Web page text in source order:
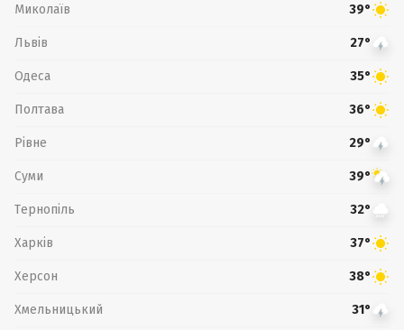
Миколаїв 39°
Львів 27°
Одеса 35°
Полтава 36°
Рівне 29°
Суми 39°
Тернопіль 32°
Харків 37°
Херсон 38°
Хмельницький 31°